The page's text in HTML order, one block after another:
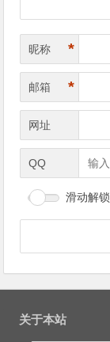
昵称 *
邮箱 *
网址
QQ
滑动解
关于本站